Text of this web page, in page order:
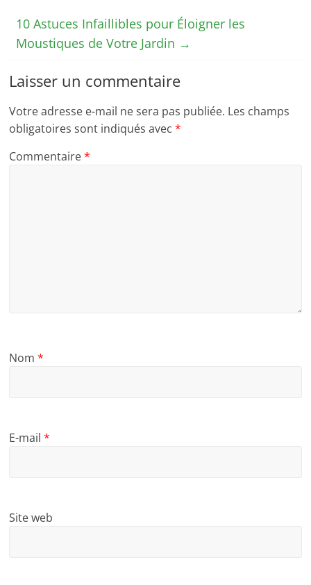
10 Astuces Infaillibles pour Éloigner les
Moustiques de Votre Jardin →
Laisser un commentaire
Votre adresse e-mail ne sera pas publiée. Les champs
obligatoires sont indiqués avec*
Commentaire*
Nom*
E-mail*
Site web